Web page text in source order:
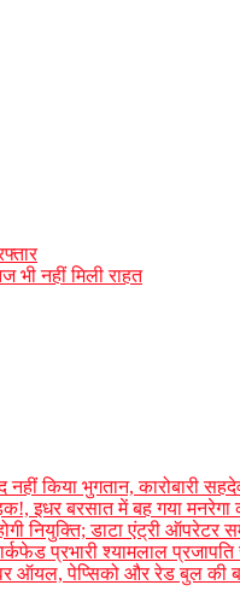
भी नहीं मिली राहत
किया भुगतान, कारोबारी
इधर बरसात में बह गया मनरेगा
नियुक्ति; डाटा एंट्री
प्रभारी श्यामलाल
ऑयल, पेप्सिको और रेड बुल की